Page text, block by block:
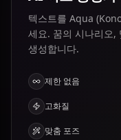
텍스트를 Aqua
세요. 꿈의 시나리오,
생성합니다.
제한 없음
고화질
맞춤 포즈